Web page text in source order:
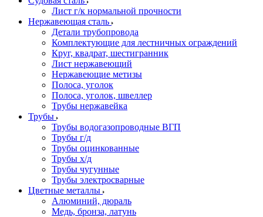
Лист г/к нормальной прочности
Нержавеющая сталь
Детали трубопровода
Комплектующие для лестничных ограждений
Круг, квадрат, шестигранник
Лист нержавеющий
Нержавеющие метизы
Полоса, уголок
Полоса, уголок, швеллер
Трубы нержавейка
Трубы
Трубы водогазопроводные ВГП
Трубы г/д
Трубы оцинкованные
Трубы х/д
Трубы чугунные
Трубы электросварные
Цветные металлы
Алюминий, дюраль
Медь, бронза, латунь